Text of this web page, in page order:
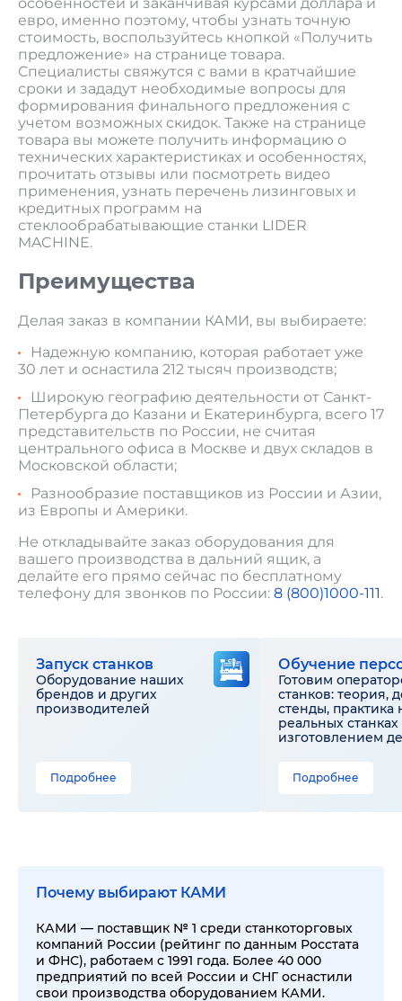
евро, именно поэтому, чтобы узнать точную
стоимость, воспользуйтесь кнопкой «Получить
предложение» на странице товара.
Специалисты свяжутся с вами в кратчайшие
сроки и зададут необходимые вопросы для
формирования финального предложения с
учетом возможных скидок. Также на странице
товара вы можете получить информацию о
технических характеристиках и особенностях,
прочитать отзывы или посмотреть видео
применения, узнать перечень лизинговых и
кредитных программ на
стеклообрабатывающие станки LIDER
MACHINE.
Преимущества
Делая заказ в компании КАМИ, вы выбираете:
Надежную компанию, которая работает уже
30 лет и оснастила 212 тысяч производств;
Широкую географию деятельности от Санкт-
Петербурга до Казани и Екатеринбурга, всего 17
представительств по России, не считая
центрального офиса в Москве и двух складов в
Московской области;
Разнообразие поставщиков из России и Азии,
из Европы и Америки.
Не откладывайте заказ оборудования для
вашего производства в дальний ящик, а
делайте его прямо сейчас по бесплатному
телефону для звонков по России: 8 (800)1000-111.
Запуск станков
Оборудование наших
брендов и других
производителей
Подробнее
Обучение
Готовим
станков: теория,
стенды, практика
реальных станках
изготовлением
Подробнее
Почему выбирают КАМИ
КАМИ — поставщик № 1 среди станкоторговых
компаний России (рейтинг по данным Росстата
и ФНС), работаем с 1991 года. Более 40 000
предприятий по всей России и СНГ оснастили
свои производства оборудованием КАМИ.